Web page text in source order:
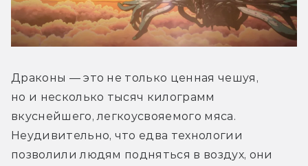
Драконы — это не только ценная чешуя,
но и несколько тысяч килограмм
вкуснейшего, легкоусвояемого мяса.
Неудивительно, что едва технологии
позволили людям подняться в воздух, они